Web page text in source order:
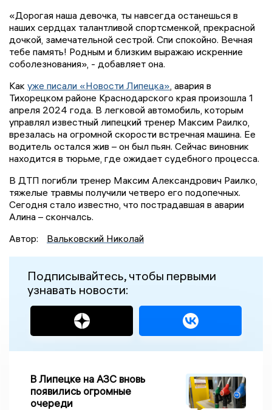
«Дорогая наша девочка, ты навсегда останешься в
наших сердцах талантливой спортсменкой, прекрасной
дочкой, замечательной сестрой. Спи спокойно. Вечная
тебе память! Родным и близким выражаю искренние
соболезнования», - добавляет она.
Как уже писали «Новости Липецка» , авария в
Тихорецком районе Краснодарского края произошла 1
апреля 2024 года. В легковой автомобиль, которым
управлял известный липецкий тренер Максим Раилко,
врезалась на огромной скорости встречная машина. Ее
водитель остался жив – он был пьян. Сейчас виновник
находится в тюрьме, где ожидает судебного процесса.
В ДТП погибли тренер Максим Александрович Раилко,
тяжелые травмы получили четверо его подопечных.
Сегодня стало известно, что пострадавшая в аварии
Алина – скончалсь.
Автор:
Вальковский Николай
Подписывайтесь, чтобы первыми
узнавать новости:
В Липецке на АЗС вновь
появились огромные
очереди